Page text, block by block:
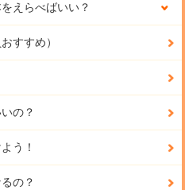
えらべばいい？
すすめ）
の？
う！
の？